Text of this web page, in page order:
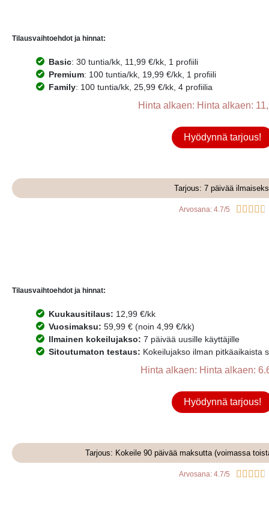
Tilausvaihtoehdot ja hinnat:
Basic: 30 tuntia/kk, 11,99 €/kk, 1 profiili
Premium: 100 tuntia/kk, 19,99 €/kk, 1 profiili
Family: 100 tuntia/kk, 25,99 €/kk, 4 profiilia
Hinta alkaen: Hinta alkaen:
Hyödynnä tarjous!
Tarjous: 7 päivää
Arvosana: 4.7/5     
Tilausvaihtoehdot ja hinnat:
Kuukausitilaus: 12,99 €/kk
Vuosimaksu: 59,99 € (noin 4,99 €/kk)
Ilmainen kokeilujakso: 7 päivää uusille käyttäjille
Sitoutumaton testaus: Kokeilujakso ilman pitkäaikaista
Hinta alkaen: Hinta alkaen:
Hyödynnä tarjous!
Tarjous: Kokeile 90 päivää maksutta (voimassa
Arvosana: 4.7/5     